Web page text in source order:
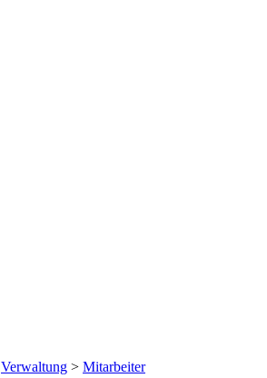
Verwaltung > Mitarbeiter